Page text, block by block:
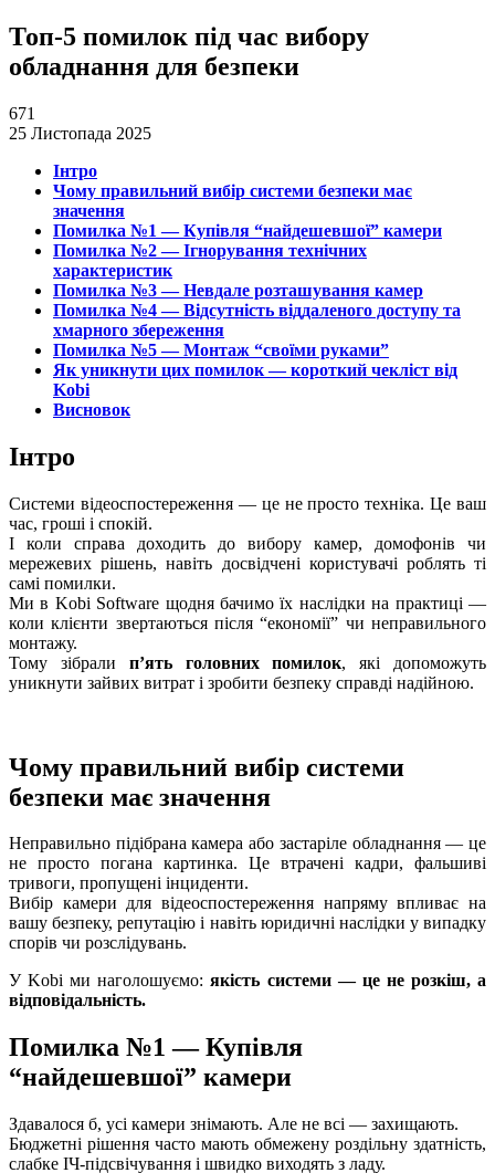
Топ-5 помилок під час вибору
обладнання для безпеки
671
25 Листопада 2025
Інтро
Чому правильний вибір системи безпеки має
значення
Помилка №1 — Купівля “найдешевшої” камери
Помилка №2 — Ігнорування технічних
характеристик
Помилка №3 — Невдале розташування камер
Помилка №4 — Відсутність віддаленого доступу та
хмарного збереження
Помилка №5 — Монтаж “своїми руками”
Як уникнути цих помилок — короткий чекліст від
Kobi
Висновок
Інтро
Cистеми відеоспостереження — це не просто техніка. Це ваш
час, гроші і спокій.
І коли справа доходить до вибору камер, домофонів чи
мережевих рішень, навіть досвідчені користувачі роблять ті
самі помилки.
Ми в Kobi Software щодня бачимо їх наслідки на практиці —
коли клієнти звертаються після “економії” чи неправильного
монтажу.
Тому зібрали п’ять головних помилок, які допоможуть
уникнути зайвих витрат і зробити безпеку справді надійною.
Чому правильний вибір системи
безпеки має значення
Неправильно підібрана камера або застаріле обладнання — це
не просто погана картинка. Це втрачені кадри, фальшиві
тривоги, пропущені інциденти.
Вибір камери для відеоспостереження напряму впливає на
вашу безпеку, репутацію і навіть юридичні наслідки у випадку
спорів чи розслідувань.
У Kobi ми наголошуємо:якість системи — це не розкіш, а
відповідальність.
Помилка №1 — Купівля
“найдешевшої” камери
Здавалося б, усі камери знімають. Але не всі — захищають.
Бюджетні рішення часто мають обмежену роздільну здатність,
слабке ІЧ-підсвічування і швидко виходять з ладу.